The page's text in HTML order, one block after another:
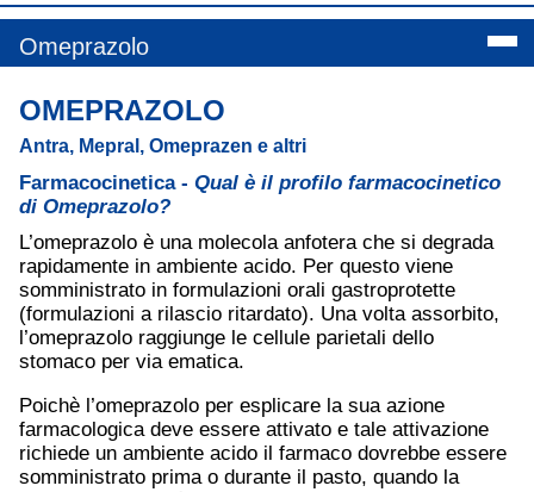
Omeprazolo
OMEPRAZOLO
Antra, Mepral, Omeprazen e altri
Farmacocinetica - Qual è il profilo farmacocinetico
di Omeprazolo?
L’omeprazolo è una molecola anfotera che si degrada
rapidamente in ambiente acido. Per questo viene
somministrato in formulazioni orali gastroprotette
(formulazioni a rilascio ritardato). Una volta assorbito,
l’omeprazolo raggiunge le cellule parietali dello
stomaco per via ematica.
Poichè l’omeprazolo per esplicare la sua azione
farmacologica deve essere attivato e tale attivazione
richiede un ambiente acido il farmaco dovrebbe essere
somministrato prima o durante il pasto, quando la